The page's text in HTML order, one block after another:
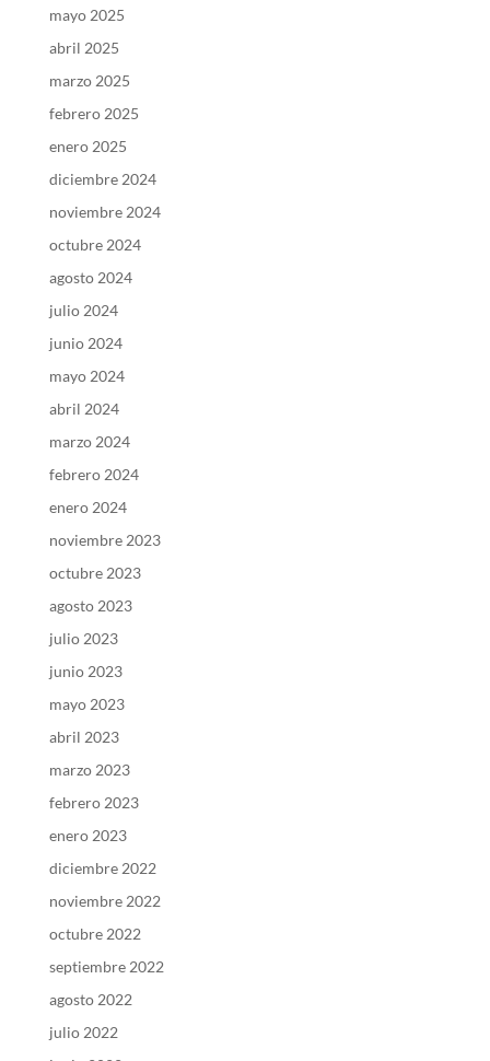
mayo 2025
abril 2025
marzo 2025
febrero 2025
enero 2025
diciembre 2024
noviembre 2024
octubre 2024
agosto 2024
julio 2024
junio 2024
mayo 2024
abril 2024
marzo 2024
febrero 2024
enero 2024
noviembre 2023
octubre 2023
agosto 2023
julio 2023
junio 2023
mayo 2023
abril 2023
marzo 2023
febrero 2023
enero 2023
diciembre 2022
noviembre 2022
octubre 2022
septiembre 2022
agosto 2022
julio 2022